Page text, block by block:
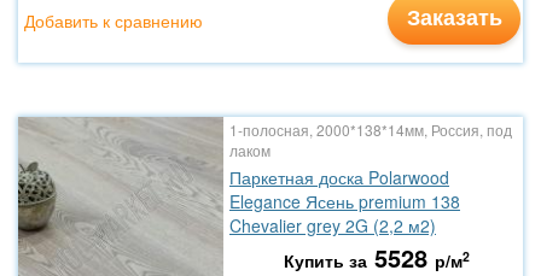
Заказать
Добавить к сравнению
1-полосная, 2000*138*14мм, Россия, под
лаком
Паркетная доска Polarwood
Elegance Ясень premium 138
Chevalier grey 2G (2,2 м2)
Купить за 5528 р/м2